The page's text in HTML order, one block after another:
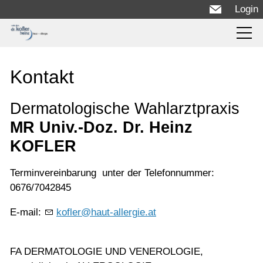
Login
Ordination
Haut
Fortbildungen
Kontakt
Dermatologische Wahlarztpraxis
MR Univ.-Doz. Dr. Heinz
KOFLER
Terminvereinbarung unter der Telefonnummer:
0676/7042845
E-mail: k fl r h t- ll rg t
FA DERMATOLOGIE UND VENEROLOGIE,